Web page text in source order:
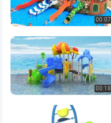
00:07
00:18